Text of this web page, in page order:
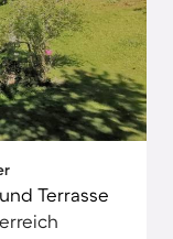
Terrasse